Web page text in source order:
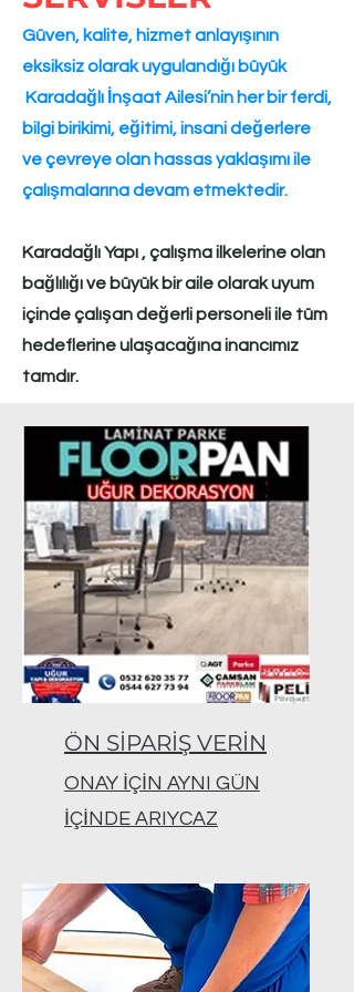
1) Overlay tabakasılaminat parkenin
kullanım yerinde karşılaşacağı mekanik
tesirlere karşı zırh görevi yapan şeffaf
2) Dekoratif kağıt tabakası ise yüzeyinde
değişik ağaç desenleri baskılı, laminat
parke ürününe doğal ahşap hissini veren
3) Taşıyıcı levha, HDF ( Yüksek yoğunlukta
4) Balans tabakası, HDF levhasının
formunu dengeleyen ve aynı zamanda
zeminden gelen nem ve rutubet tesirine
karşı ürünü koruyan kağıt tabakasıdır.
Güven, kalite, hizmet anlayışının
eksiksiz olarak uygulandığı büyük
Karadağlı İnşaat Ailesi’nin her bir ferdi,
bilgi birikimi, eğitimi, insani değerlere
ve çevreye olan hassas yaklaşımı ile
çalışmalarına devam etmektedir.​​​
Karadağlı Yapı , çalışma ilkelerine olan
bağlılığı ve büyük bir aile olarak uyum
içinde çalışan değerli personeli ile tüm
hedeflerine ulaşacağına inancımız
tamdır.​
ÖN SİPARİŞ VERİN
ONAY İÇİN AYNI GÜN
İÇİNDE ARIYCAZ